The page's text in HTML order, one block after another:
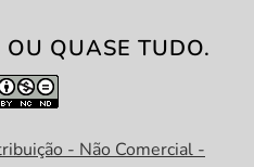
QUASE TUDO.
- Não Comercial -